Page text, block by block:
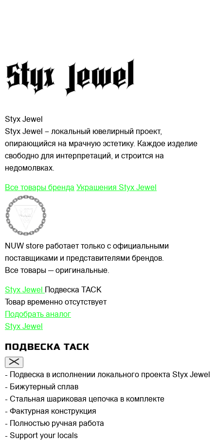
Styx Jewel
Styx Jewel – локальный ювелирный проект,
опирающийся на мрачную эстетику. Каждое изделие
свободно для интерпретаций, и строится на
недомолвках.
Все товары бренда Украшения Styx Jewel
NUW store работает только с официальными
поставщиками и представителями брендов.
Все товары — оригинальные.
Styx Jewel
Подвеска TACK
Товар временно отсутствует
Подобрать аналог
Styx Jewel
ПОДВЕСКА TACK
- Подвеска в исполнении локального проекта Styx Jewel
- Бижутерный сплав
- Стальная шариковая цепочка в комплекте
- Фактурная конструкция
- Полностью ручная работа
- Support your locals